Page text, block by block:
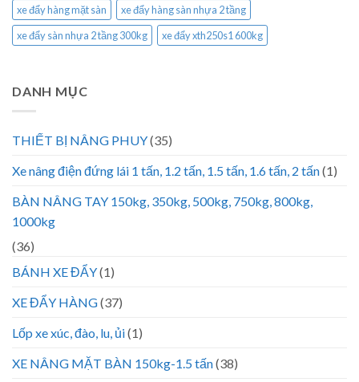
xe đẩy hàng mặt sàn
xe đẩy hàng sàn nhựa 2 tầng
xe đẩy sàn nhựa 2 tầng 300kg
xe đẩy xth250s1 600kg
DANH MỤC
THIẾT BỊ NÂNG PHUY(35)
Xe nâng điện đứng lái 1 tấn, 1.2 tấn, 1.5 tấn, 1.6 tấn, 2 tấn(1)
BÀN NÂNG TAY 150kg, 350kg, 500kg, 750kg, 800kg,
1000kg
(36)
BÁNH XE ĐẨY(1)
XE ĐẨY HÀNG(37)
Lốp xe xúc, đào, lu, ủi(1)
XE NÂNG MẶT BÀN 150kg-1.5 tấn(38)